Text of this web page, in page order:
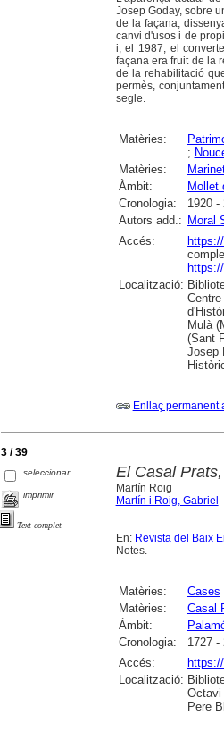
Josep Goday, sobre
de la façana,
canvi d'usos i de
i, el 1987, el
façana era fruit de la
de la rehabilitació
permès,
segle.
Matèries:
;
Matèries:
Àmbit:
Mollet
Cronologia:
1920 -
Autors add.: Moral
Accés:
Localització:
Mulà
(Sant
Josep
Enllaç permanent
3 / 39
seleccionar
imprimir
Text complet
El Casal
Martín Roig
Martín i Roig, Gabriel
En: Revista del Baix
Notes.
Matèries: Cases
Matèries:
Casal
Àmbit:
Cronologia:
1727 -
Accés:
Localització:
Octavi
Pere